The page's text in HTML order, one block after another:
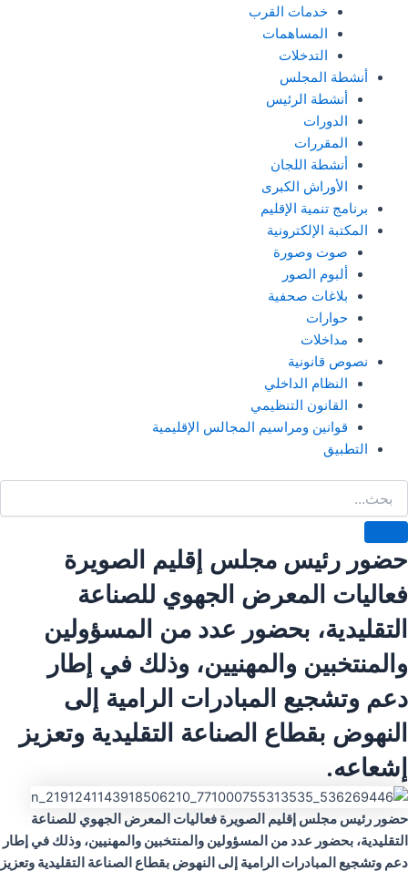
خدمات القرب
المساهمات
التدخلات
أنشطة المجلس
أنشطة الرئيس
الدورات
المقررات
أنشطة اللجان
الأوراش الكبرى
برنامج تنمية الإقليم
المكتبة الإلكترونية
صوت وصورة
ألبوم الصور
بلاغات صحفية
حوارات
مداخلات
نصوص قانونية
النظام الداخلي
القانون التنظيمي
قوانين ومراسيم المجالس الإقليمية
التطبيق
حضور رئيس مجلس إقليم الصويرة
فعاليات المعرض الجهوي للصناعة
التقليدية، بحضور عدد من المسؤولين
والمنتخبين والمهنيين، وذلك في إطار
دعم وتشجيع المبادرات الرامية إلى
النهوض بقطاع الصناعة التقليدية وتعزيز
إشعاعه.
حضور رئيس مجلس إقليم الصويرة فعاليات المعرض الجهوي للصناعة
التقليدية، بحضور عدد من المسؤولين والمنتخبين والمهنيين، وذلك في إطار
دعم وتشجيع المبادرات الرامية إلى النهوض بقطاع الصناعة التقليدية وتعزيز